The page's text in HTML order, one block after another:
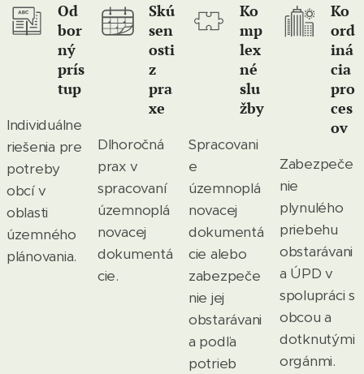
Od
bor
ný
prís
tup
Individuálne
riešenia pre
potreby
obcí v
oblasti
územného
plánovania.
Skú
sen
osti
z
pra
xe
Dlhoročná
prax v
spracovaní
územnoplá
novacej
dokumentá
cie.
Ko
mp
lex
né
slu
žby
Spracovani
e
územnoplá
novacej
dokumentá
cie alebo
zabezpeče
nie jej
obstarávani
a podľa
potrieb
Ko
ord
iná
cia
pro
ces
ov
Zabezpeče
nie
plynulého
priebehu
obstarávani
a ÚPD v
spolupráci s
obcou a
dotknutými
orgánmi.